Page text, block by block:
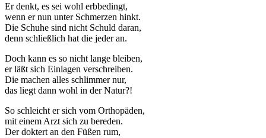
Er denkt, es sei wohl erbbedingt,
wenn er nun unter Schmerzen hinkt.
Die Schuhe sind nicht Schuld daran,
denn schließlich hat die jeder an.
Doch kann es so nicht lange bleiben,
er läßt sich Einlagen verschreiben.
Die machen alles schlimmer nur,
das liegt dann wohl in der Natur?!
So schleicht er sich vom Orthopäden,
mit einem Arzt sich zu bereden.
Der doktert an den Füßen rum,